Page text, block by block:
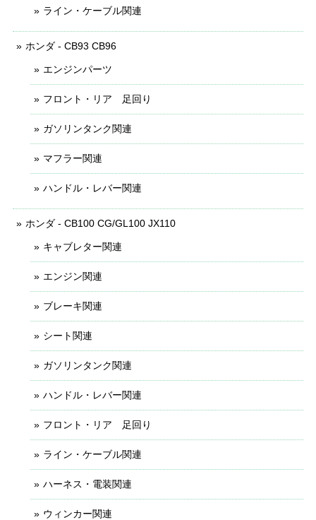
ライン・ケーブル関連
ホンダ - CB93 CB96
エンジンパーツ
フロント・リア 足回り
ガソリンタンク関連
マフラー関連
ハンドル・レバー関連
ホンダ - CB100 CG/GL100 JX110
キャブレター関連
エンジン関連
ブレーキ関連
シート関連
ガソリンタンク関連
ハンドル・レバー関連
フロント・リア 足回り
ライン・ケーブル関連
ハーネス・電装関連
ウィンカー関連